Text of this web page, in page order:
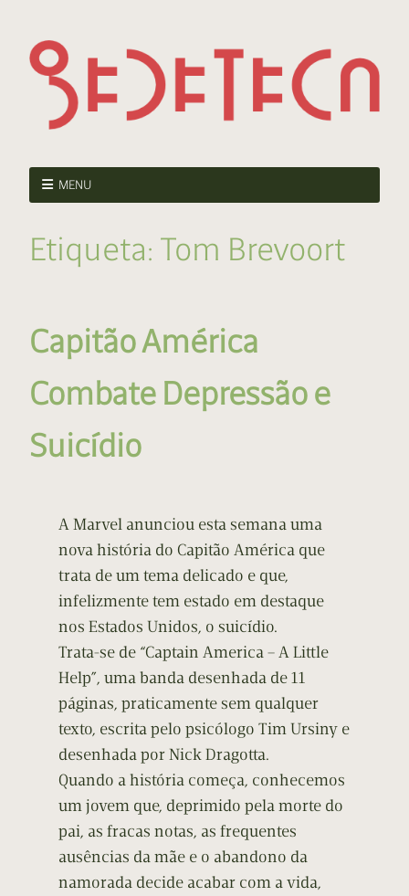
MENU
Etiqueta: Tom Brevoort
Capitão América
Combate Depressão e
Suicídio
A Marvel anunciou esta semana uma
nova história do Capitão América que
trata de um tema delicado e que,
infelizmente tem estado em destaque
nos Estados Unidos, o suicídio.
Trata-se de “Captain America – A Little
Help”, uma banda desenhada de 11
páginas, praticamente sem qualquer
texto, escrita pelo psicólogo Tim Ursiny e
desenhada por Nick Dragotta.
Quando a história começa, conhecemos
um jovem que, deprimido pela morte do
pai, as fracas notas, as frequentes
ausências da mãe e o abandono da
namorada decide acabar com a vida,